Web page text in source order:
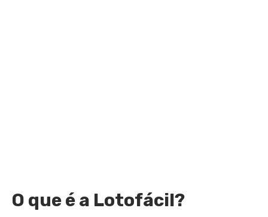
O que é a Lotofácil?